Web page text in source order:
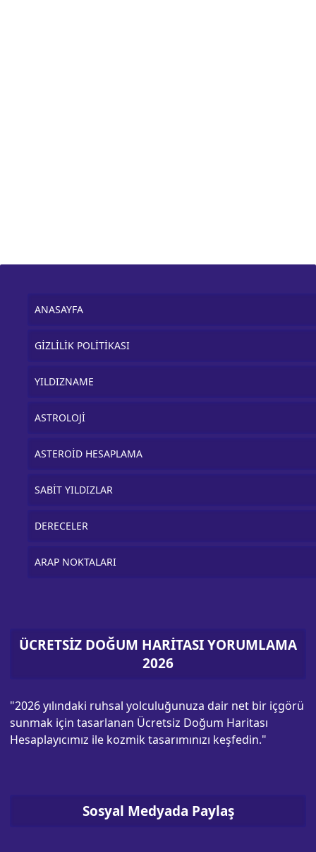
ANASAYFA
GİZLİLİK POLİTİKASI
YILDIZNAME
ASTROLOJİ
ASTEROİD HESAPLAMA
SABİT YILDIZLAR
DERECELER
ARAP NOKTALARI
ÜCRETSİZ DOĞUM HARİTASI YORUMLAMA
2026
"2026 yılındaki ruhsal yolculuğunuza dair net bir içgörü
sunmak için tasarlanan Ücretsiz Doğum Haritası
Hesaplayıcımız ile kozmik tasarımınızı keşfedin."
Sosyal Medyada Paylaş